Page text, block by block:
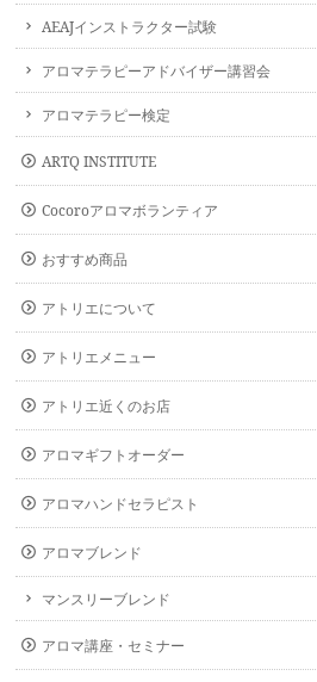
AEAJインストラクター試験
アロマテラピーアドバイザー講習会
アロマテラピー検定
ARTQ INSTITUTE
Cocoroアロマボランティア
おすすめ商品
アトリエについて
アトリエメニュー
アトリエ近くのお店
アロマギフトオーダー
アロマハンドセラピスト
アロマブレンド
マンスリーブレンド
アロマ講座・セミナー